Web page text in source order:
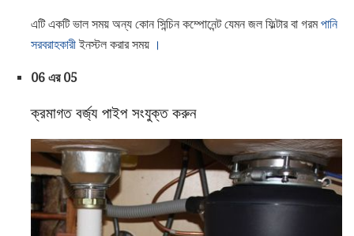
এটি একটি ভাল সময় অন্য কোন সিন্চিন কম্পোনেন্ট যেমন জল ফিল্টার বা গরমপানি
সরবরাহকারীইনস্টল করার সময় ।
06 এর 05
ক্রমাগত বর্জ্য পাইপ সংযুক্ত করুন